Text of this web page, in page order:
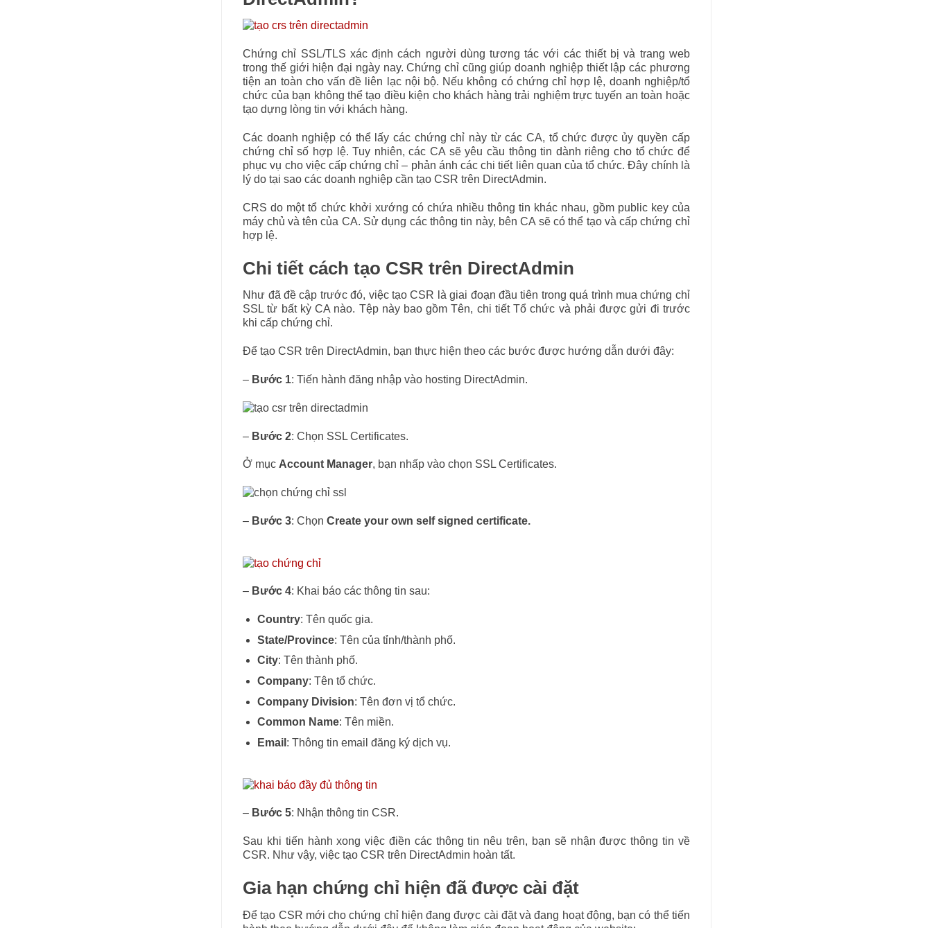
Chứng chỉ SSL/TLS xác định cách người dùng tương tác với các thiết bị và trang web
trong thế giới hiện đại ngày nay. Chứng chỉ cũng giúp doanh nghiệp thiết lập các phương
tiện an toàn cho vấn đề liên lạc nội bộ. Nếu không có chứng chỉ hợp lệ, doanh nghiệp/tổ
chức của bạn không thể tạo điều kiện cho khách hàng trải nghiệm trực tuyến an toàn hoặc
tạo dựng lòng tin với khách hàng.
Các doanh nghiệp có thể lấy các chứng chỉ này từ các CA, tổ chức được ủy quyền cấp
chứng chỉ số hợp lệ. Tuy nhiên, các CA sẽ yêu cầu thông tin dành riêng cho tổ chức để
phục vụ cho việc cấp chứng chỉ – phản ánh các chi tiết liên quan của tổ chức. Đây chính là
lý do tại sao các doanh nghiệp cần tạo CSR trên DirectAdmin.
CRS do một tổ chức khởi xướng có chứa nhiều thông tin khác nhau, gồm public key của
máy chủ và tên của CA. Sử dụng các thông tin này, bên CA sẽ có thể tạo và cấp chứng chỉ
hợp lệ.
Chi tiết cách tạo CSR trên DirectAdmin
Như đã đề cập trước đó, việc tạo CSR là giai đoạn đầu tiên trong quá trình mua chứng chỉ
SSL từ bất kỳ CA nào. Tệp này bao gồm Tên, chi tiết Tổ chức và phải được gửi đi trước
khi cấp chứng chỉ.
Để tạo CSR trên DirectAdmin, bạn thực hiện theo các bước được hướng dẫn dưới đây:
– Bước 1: Tiến hành đăng nhập vào hosting DirectAdmin.
– Bước 2: Chọn SSL Certificates.
Ở mục Account Manager, bạn nhấp vào chọn SSL Certificates.
– Bước 3: ChọnCreate your own self signed certificate.
– Bước 4: Khai báo các thông tin sau:
Country: Tên quốc gia.
State/Province: Tên của tỉnh/thành phố.
City: Tên thành phố.
Company: Tên tổ chức.
Company Division: Tên đơn vị tổ chức.
Common Name: Tên miền.
Email : Thông tin email đăng ký dịch vụ.
– Bước 5: Nhận thông tin CSR.
Sau khi tiến hành xong việc điền các thông tin nêu trên, bạn sẽ nhận được thông tin về
CSR. Như vậy, việc tạo CSR trên DirectAdmin hoàn tất.
Gia hạn chứng chỉ hiện đã được cài đặt
Để tạo CSR mới cho chứng chỉ hiện đang được cài đặt và đang hoạt động, bạn có thể tiến